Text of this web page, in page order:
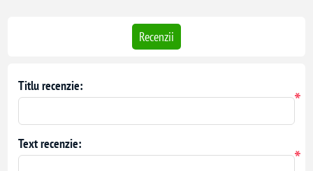
Recenzii
Titlu recenzie:
*
Text recenzie:
*